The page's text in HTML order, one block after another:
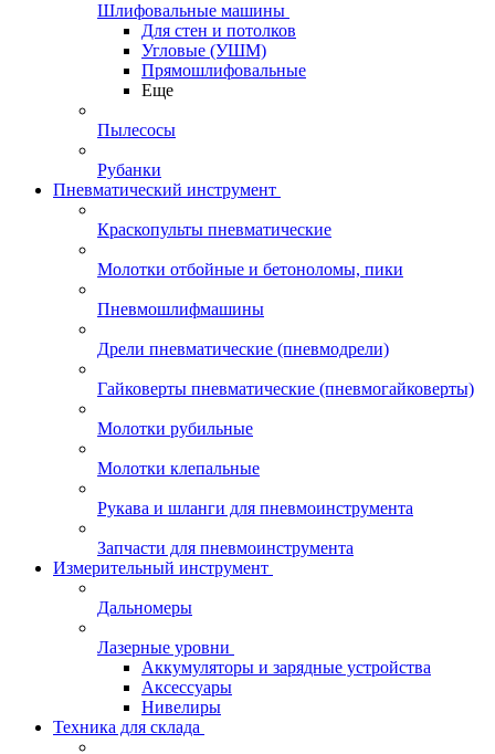
Шлифовальные машины
Для стен и потолков
Угловые (УШМ)
Прямошлифовальные
Еще
Пылесосы
Рубанки
Пневматический инструмент
Краскопульты пневматические
Молотки отбойные и бетоноломы, пики
Пневмошлифмашины
Дрели пневматические (пневмодрели)
Гайковерты пневматические (пневмогайковерты)
Молотки рубильные
Молотки клепальные
Рукава и шланги для пневмоинструмента
Запчасти для пневмоинструмента
Измерительный инструмент
Дальномеры
Лазерные уровни
Аккумуляторы и зарядные устройства
Аксессуары
Нивелиры
Техника для склада